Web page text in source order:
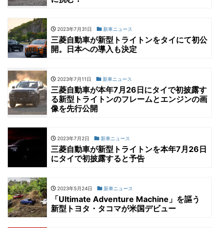
2023年7月31日 新車ニュース
三菱自動車が新型トライトンをタイにて初公
開。日本への導入も決定
2023年7月11日 新車ニュース
三菱自動車が本年7月26日にタイで初披露す
る新型トライトンのフレームとエンジンの画
像を先行公開
2023年7月2日 新車ニュース
三菱自動車が新型トライトンを本年7月26日
にタイで初披露すると予告
2023年5月24日 新車ニュース
「Ultimate Adventure Machine」を謳う
新型トヨタ・タコマが米国デビュー